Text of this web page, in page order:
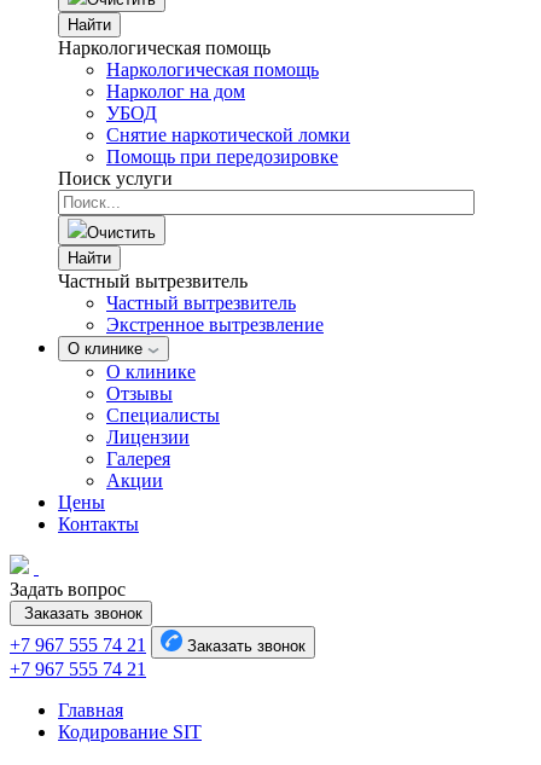
Найти
Наркологическая помощь
Наркологическая помощь
Нарколог на дом
УБОД
Снятие наркотической ломки
Помощь при передозировке
Поиск услуги
Очистить
Найти
Частный вытрезвитель
Частный вытрезвитель
Экстренное вытрезвление
О клинике
О клинике
Отзывы
Специалисты
Лицензии
Галерея
Акции
Цены
Контакты
Задать вопрос
Заказать звонок
+7 967 555 74 21 Заказать звонок
+7 967 555 74 21
Главная
Кодирование SIT